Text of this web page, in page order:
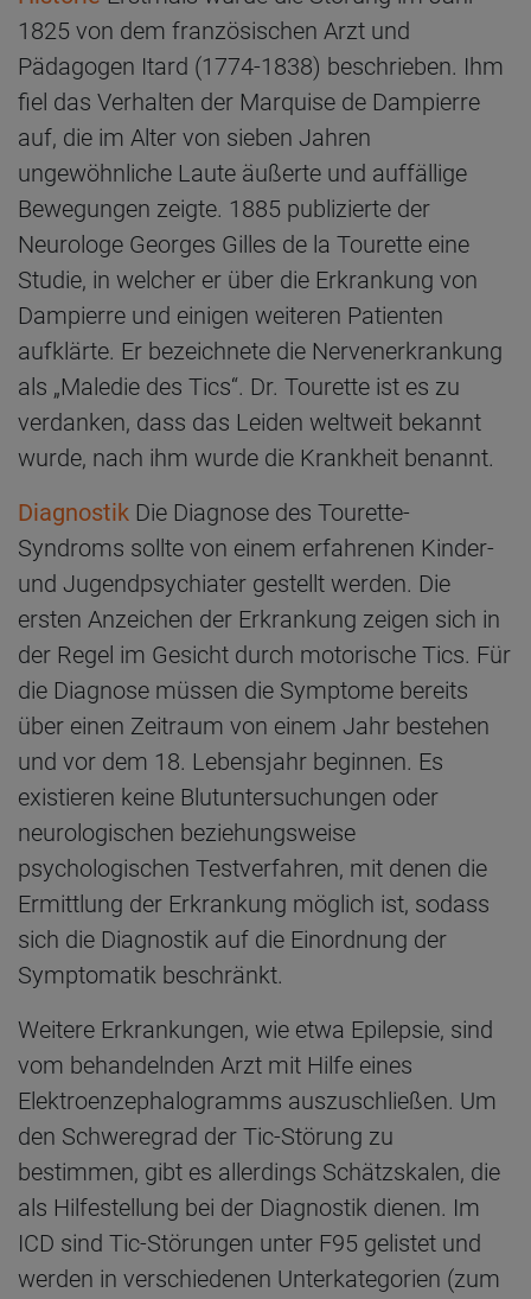
1825 von dem französischen Arzt und
Pädagogen Itard (1774-1838) beschrieben. Ihm
fiel das Verhalten der Marquise de Dampierre
auf, die im Alter von sieben Jahren
ungewöhnliche Laute äußerte und auffällige
Bewegungen zeigte. 1885 publizierte der
Neurologe Georges Gilles de la Tourette eine
Studie, in welcher er über die Erkrankung von
Dampierre und einigen weiteren Patienten
aufklärte. Er bezeichnete die Nervenerkrankung
als „Maledie des Tics“. Dr. Tourette ist es zu
verdanken, dass das Leiden weltweit bekannt
wurde, nach ihm wurde die Krankheit benannt.
Diagnostik Die Diagnose des Tourette-
Syndroms sollte von einem erfahrenen Kinder-
und Jugendpsychiater gestellt werden. Die
ersten Anzeichen der Erkrankung zeigen sich in
der Regel im Gesicht durch motorische Tics. Für
die Diagnose müssen die Symptome bereits
über einen Zeitraum von einem Jahr bestehen
und vor dem 18. Lebensjahr beginnen. Es
existieren keine Blutuntersuchungen oder
neurologischen beziehungsweise
psychologischen Testverfahren, mit denen die
Ermittlung der Erkrankung möglich ist, sodass
sich die Diagnostik auf die Einordnung der
Symptomatik beschränkt.
Weitere Erkrankungen, wie etwa Epilepsie, sind
vom behandelnden Arzt mit Hilfe eines
Elektroenzephalogramms auszuschließen. Um
den Schweregrad der Tic-Störung zu
bestimmen, gibt es allerdings Schätzskalen, die
als Hilfestellung bei der Diagnostik dienen. Im
ICD sind Tic-Störungen unter F95 gelistet und
werden in verschiedenen Unterkategorien (zum